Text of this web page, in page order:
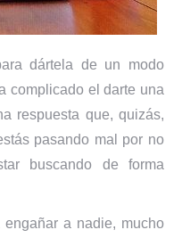
dártela de un modo
complicado el darte una
respuesta que, quizás,
pasando mal por no
buscando de forma
a nadie, mucho